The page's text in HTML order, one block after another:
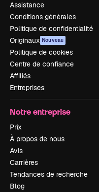
Assistance
Conditions générales
Politique de confidentialité
Originaux Nouveau
Politique de cookies
Centre de confiance
Affiliés
Entreprises
Notre entreprise
Prix
À propos de nous
Avis
Carrières
Tendances de recherche
Blog